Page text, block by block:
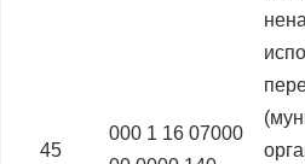
45
000 1 16 07000